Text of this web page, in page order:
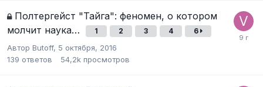
Полтергейст "Тайга": феномен, о котором
молчит наука…
1 2 3 4 6
Автор Butoff, 5 октября, 2016
139 ответов 54,2k просмотров